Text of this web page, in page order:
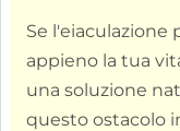
Se l'eiaculazione
appieno la tua
una soluzione
questo ostacolo